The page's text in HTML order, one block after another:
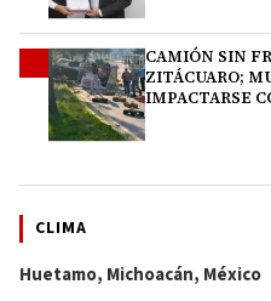
CAMIÓN SIN
ZITÁCUARO;
IMPACTARSE
CLIMA
Huetamo, Michoacán, México